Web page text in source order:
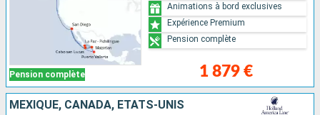
Pension complète 1 879 €
Animations à bord exclusives
Expérience Premium
Pension complète
MEXIQUE, CANADA, ÉTATS-UNIS